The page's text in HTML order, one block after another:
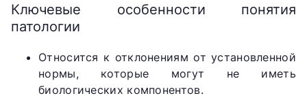
Ключевые особенности понятия
патологии
Относится к отклонениям от установленной
нормы, которые могут не иметь
биологических компонентов.